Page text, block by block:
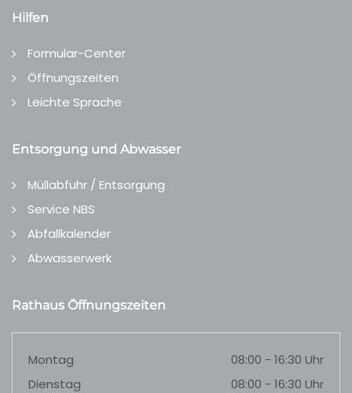
Hilfen
Formular-Center
Öffnungszeiten
Leichte Sprache
Entsorgung und Abwasser
Müllabfuhr / Entsorgung
Service NBS
Abfallkalender
Abwasserwerk
Rathaus Öffnungszeiten
Montag
08:00 - 16:30 Uhr
Dienstag
08:00 - 16:30 Uhr